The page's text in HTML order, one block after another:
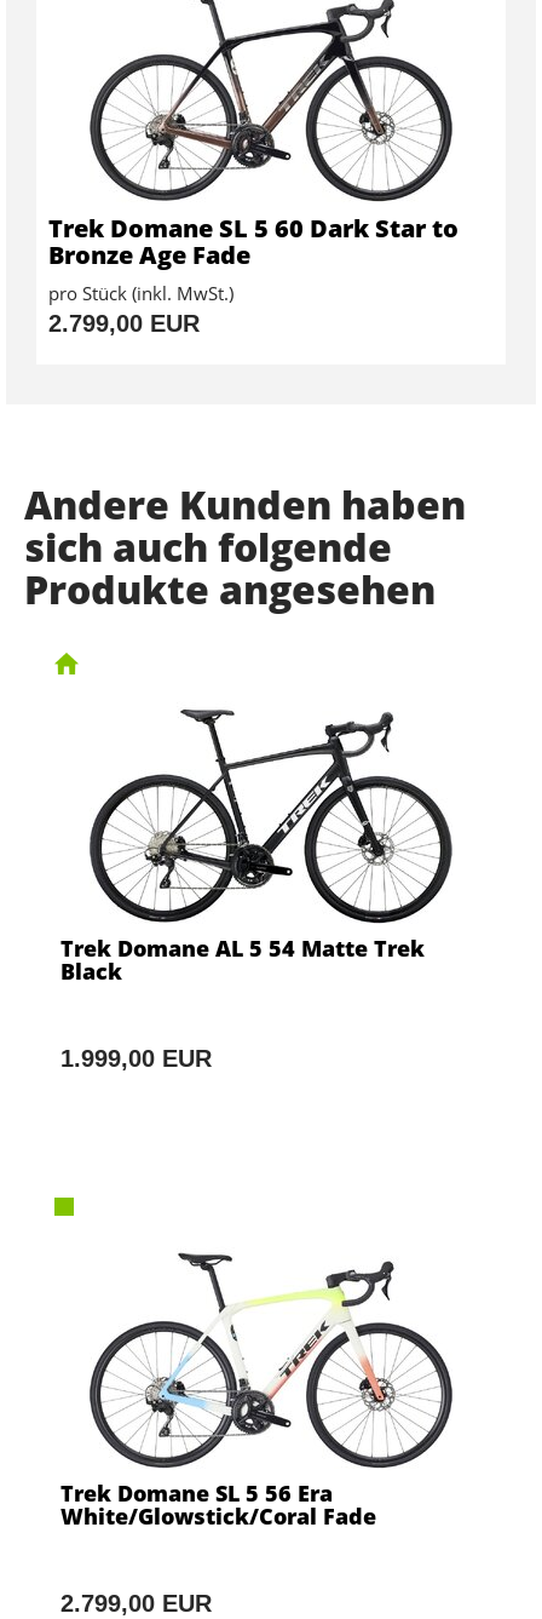
Trek Domane SL 5 60 Dark Star to
Bronze Age Fade
pro Stück (inkl. MwSt.)
2.799,00 EUR
Andere Kunden haben
sich auch folgende
Produkte angesehen
Trek Domane AL 5 54 Matte Trek
Black
1.999,00 EUR
Trek Domane SL 5 56 Era
White/Glowstick/Coral Fade
2.799,00 EUR